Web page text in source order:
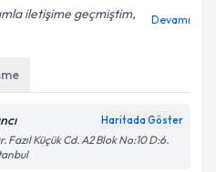
iletişime geçmiştim,
Devamı
Haritada Göster
Küçük Cd. A2 Blok No:10 D:6.